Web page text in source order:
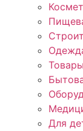
Для